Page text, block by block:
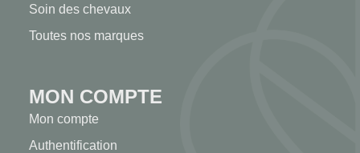
Soin des chevaux
Toutes nos marques
MON COMPTE
Mon compte
Authentification